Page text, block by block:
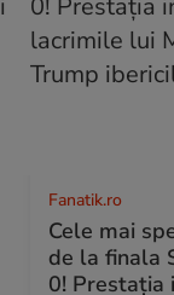
Fanatik.ro
Cele mai
de la finala
0! Prestaţia